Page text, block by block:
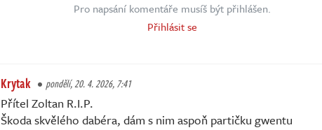
Pro napsání komentáře musíš být přihlášen.
Přihlásit se
Krytak pondělí, 20. 4. 2026, 7:41
Přítel Zoltan R.I.P.
Škoda skvělého dabéra, dám s nim aspoň partičku gwentu